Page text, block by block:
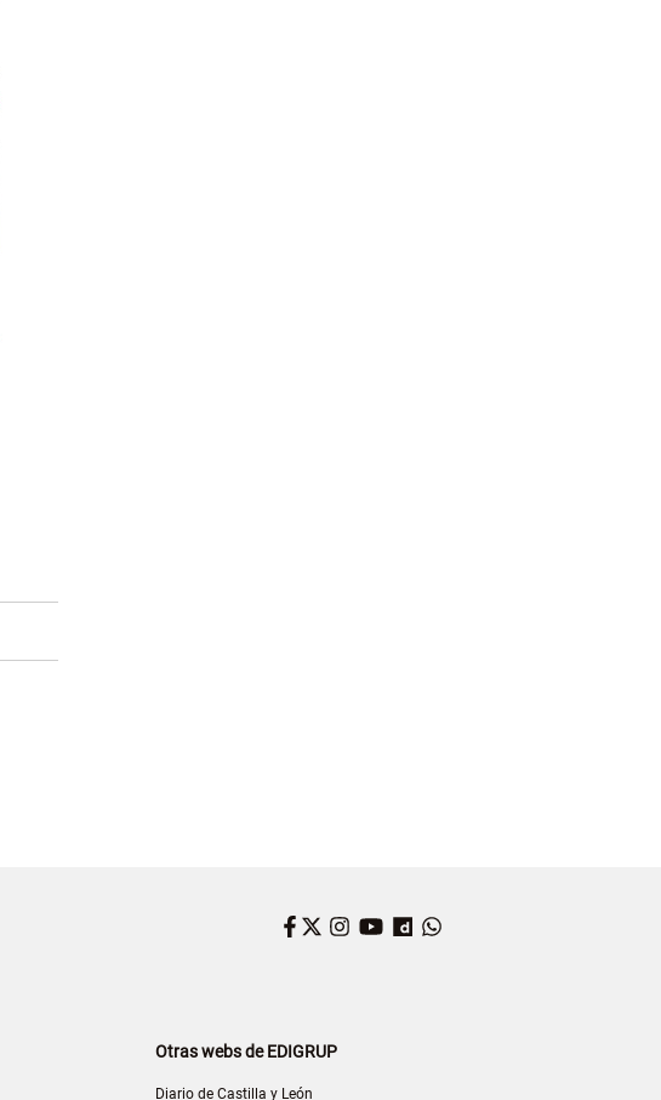
Facebook
Twitter
Instagram
YouTube
Dailymotion
Otras webs de EDIGRUP
Diario de Castilla y León